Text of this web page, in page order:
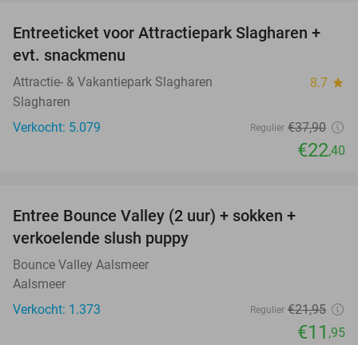
41%
Entreeticket voor Attractiepark Slagharen +
evt. snackmenu
Attractie- & Vakantiepark Slagharen 8.7 star
Slagharen
Verkocht: 5.079
Regulier €37,90
€22,40
Entree Bounce Valley (2 uur) + sokken +
verkoelende slush puppy
Bounce Valley Aalsmeer
Aalsmeer
Verkocht: 1.373
Regulier €21,95
€11 ,95